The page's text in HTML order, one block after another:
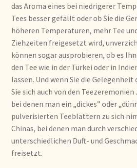
Food safety
Image de marque personnelle
Impressum
Impressum
Imprint
das Aroma eines bei niedrigerer
Tees besser gefällt oder ob Sie die
höheren Temperaturen, mehr Tee
Ziehzeiten freigesetzt wird,
können sogar ausprobieren, ob es
den Tee wie in der Türkei oder in
lassen. Und wenn Sie die Gelegenheit
Sie sich auch von den
bei denen man ein „dickes” oder
pulverisierten Teeblättern zu sich
Chinas, bei denen man durch
unterschiedlichen Duft- und
freisetzt.